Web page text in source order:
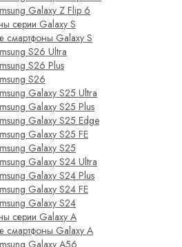
Galaxy Z Flip 6
серии Galaxy S
смартфоны Galaxy S
S26 Ultra
S26 Plus
S26
Galaxy S25 Ultra
Galaxy S25 Plus
Galaxy S25 Edge
Galaxy S25 FE
Galaxy S25
Galaxy S24 Ultra
Galaxy S24 Plus
Galaxy S24 FE
Galaxy S24
серии Galaxy A
смартфоны Galaxy A